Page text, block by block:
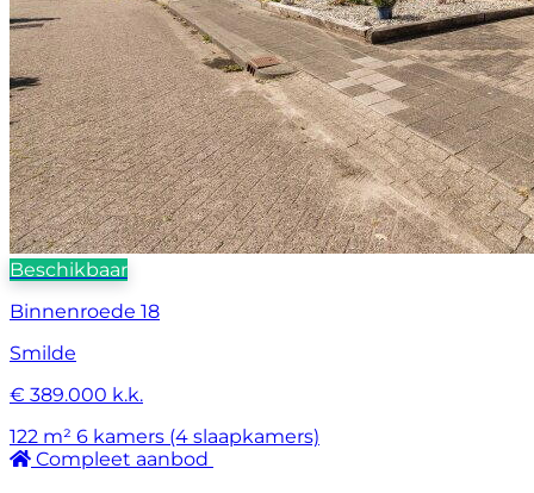
Beschikbaar
Binnenroede 18
Smilde
€ 389.000 k.k.
122 m² 6 kamers (4 slaapkamers)
Compleet aanbod